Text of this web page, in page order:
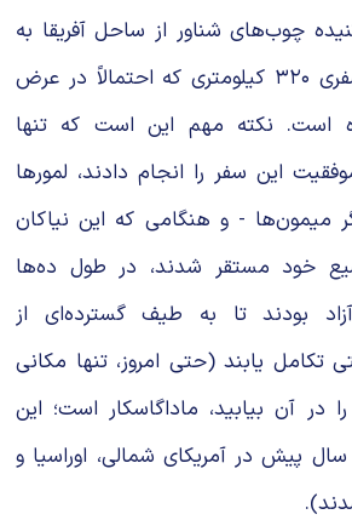
چوب‌های شناور از ساحل آفریقا به
ماداگاسکار برسند، سفری ۳۲۰ کیلومتری که احتمالاً در عرض
است. نکته مهم این است که تنها
این سفر را انجام دادند، لمورها
میمون‌ها - و هنگامی که این نیاکان
خود مستقر شدند، در طول ده‌ها
بودند تا به طیف گسترده‌ای از
تکامل یابند (حتی امروز، تنها مکانی
در آن بیابید، ماداگاسکار است؛ این
پیش در آمریکای شمالی، اوراسیا و